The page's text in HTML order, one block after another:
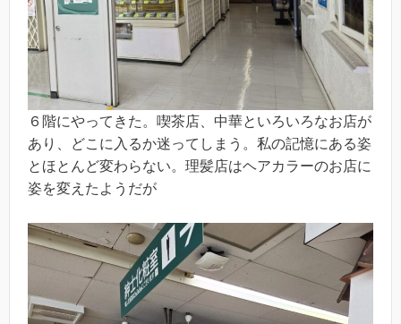
６階にやってきた。喫茶店、中華といろいろなお店が
あり、どこに入るか迷ってしまう。私の記憶にある姿
とほとんど変わらない。理髪店はヘアカラーのお店に
姿を変えたようだが